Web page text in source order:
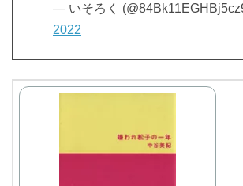
— いそろく
2022